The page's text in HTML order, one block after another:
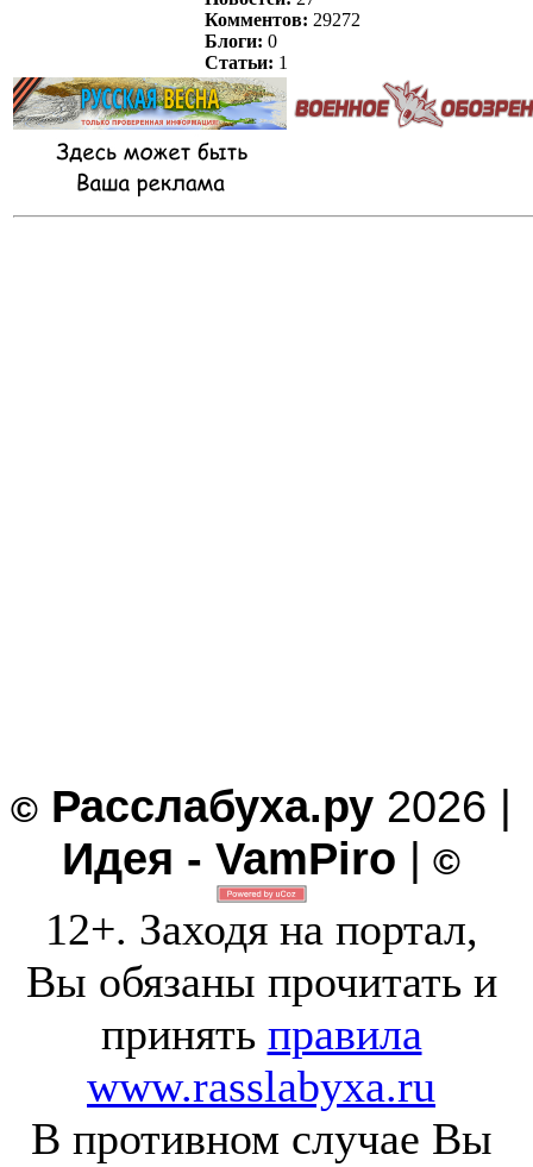
Комментов: 29272
Блоги: 0
Статьи: 1
© Расслабуха.ру 2026 |
Идея - VamPiro | ©
12+. Заходя на портал,
Вы обязаны прочитать и
принять правила
www.rasslabyxa.ru
В противном случае Вы